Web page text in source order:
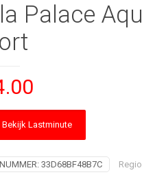
Palace
Bekijk Lastminute
33D68BF48B7C